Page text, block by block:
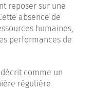
reposer sur une
absence de
humaines,
performances de
comme un
régulière